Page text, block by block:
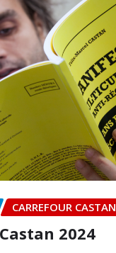
CARREFOUR CASTAN
2024